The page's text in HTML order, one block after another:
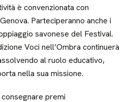
è convenzionata con
Parteciperanno anche i
savonese del Festival.
Voci nell’Ombra continuerà
al ruolo educativo,
nella sua missione.
premi